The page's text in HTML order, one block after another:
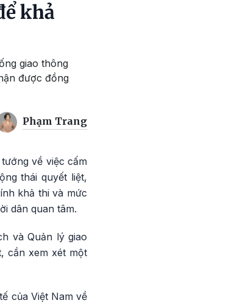
khả
giao thông
được đồng
Phạm Trang
về việc cấm
thái quyết liệt,
khả thi và mức
dân quan tâm.
và Quản lý giao
cần xem xét một
của Việt Nam về